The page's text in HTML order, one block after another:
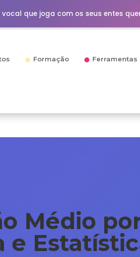
que joga com os seus entes
Formação Ferramentas
Médio
e